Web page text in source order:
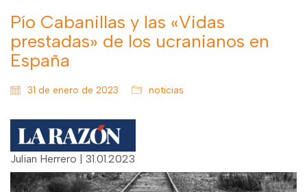
Pío Cabanillas y las «Vidas
prestadas» de los ucranianos en
España
31 de enero de 2023 noticias
Julian Herrero | 31.01.2023